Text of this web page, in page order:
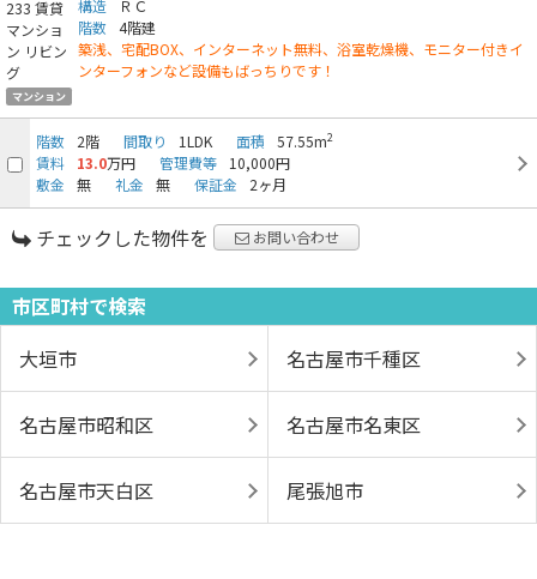
マンション
構造
ＲＣ
階数 4階建
築浅、宅配BOX、インターネット無料、浴室乾燥機、モニター付きイ
ンターフォンなど設備もばっちりです！
階数 2階 間取り 1LDK 面積 57.55m2
賃料 13.0万円 管理費等
10,000円
敷金
無 礼金 無 保証金 2ヶ月
チェックした物件を お問い合わせ
市区町村で検索
大垣市
名古屋市千種区
名古屋市昭和区 名古屋市名東区
名古屋市天白区 尾張旭市